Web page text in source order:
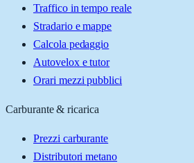
Traffico in tempo reale
Stradario e mappe
Calcola pedaggio
Autovelox e tutor
Orari mezzi pubblici
Carburante & ricarica
Prezzi carburante
Distributori metano